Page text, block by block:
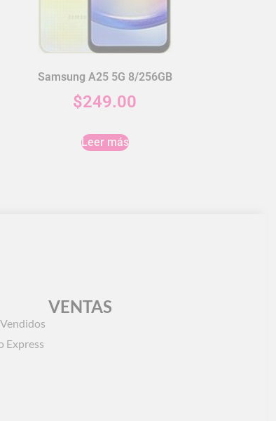
Samsung A25 5G 8/256GB
$249.00
Leer más
VENTAS
Express